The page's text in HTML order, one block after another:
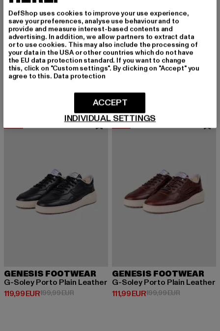
GENESIS FOOTWEAR
G-Soley Porto Soft Leather
GENESIS FOOTWEAR
G-Eco`99 Sugarcane
GENESIS FOOTWEAR
G-Soley Porto Plain Leather
119,99 EUR
Derzeitiger Preis: 119,99 EUR
199,99 EURAktionspreis: 199,99 EUR
-44%
GENESIS FOOTWEAR
G-Soley Porto Plain Leather
111,99 EUR
Derzeitiger Preis: 111,99 EUR
199,99 EURAktionspreis:
DefShop uses cookies to improve your use experience,
save your preferences, analyse use behaviour and to
provide and measure interest-based contents and
advertising. In addition, we allow partners to extract data
or to use cookies. This may also include the processing of
your data in the USA or other countries which do not have
the EU data protection standard. If you want to change
this, click on "Custom settings". By clicking on "Accept" you
agree to this. Data protection
INDIVIDUAL SETTINGS
ACCEPT